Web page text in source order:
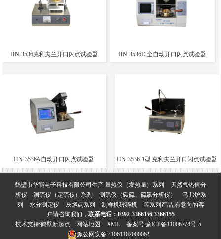
HN-3536克利夫兰开口闪点试验器 HN-3536D 全自动开口闪点试验器
HN-3536A自动开口闪点试验器 HN-3536-1型 克利夫兰开口闪点试验器
鹤壁市华能电子科技有限公司生产 量热仪（发热量）系列
天然气热值分
析仪
测硫仪（定硫仪）系列 测硫仪（碳硫、硫氯分析仪）
马弗炉系
列
水分测定仪 灰熔点系列 制样机破碎机
等系列产品,有意向的客
户请咨询我们， 联系电话：0392-3366156 3366155
技术支持:鹤壁新起点 网站地图 XML 备案号:豫ICP备11006774号-5
豫公网安备41061102000062